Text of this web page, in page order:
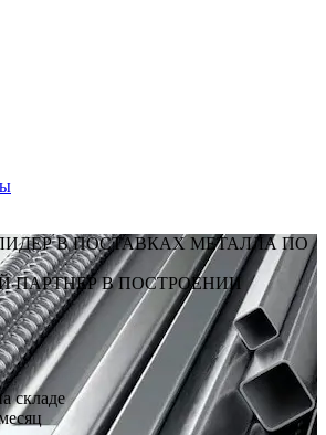
В ПОСТАВКАХ МЕТАЛЛА ПО
ПАРТНЕР В ПОСТРОЕНИИ
складе